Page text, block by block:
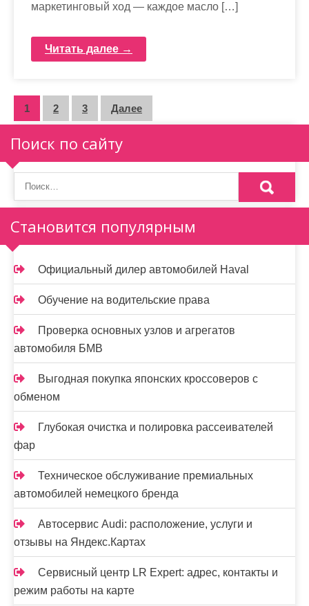
маркетинговый ход — каждое масло […]
Читать далее →
П
а
г
и
н
а
ц
и
я
з
а
п
и
с
е
й
1 2 3 Далее
Поиск по сайту
Становится популярным
Официальный дилер автомобилей Haval
Обучение на водительские права
Проверка основных узлов и агрегатов
автомобиля БМВ
Выгодная покупка японских кроссоверов с
обменом
Глубокая очистка и полировка рассеивателей
фар
Техническое обслуживание премиальных
автомобилей немецкого бренда
Автосервис Audi: расположение, услуги и
отзывы на Яндекс.Картах
Сервисный центр LR Expert: адрес, контакты и
режим работы на карте